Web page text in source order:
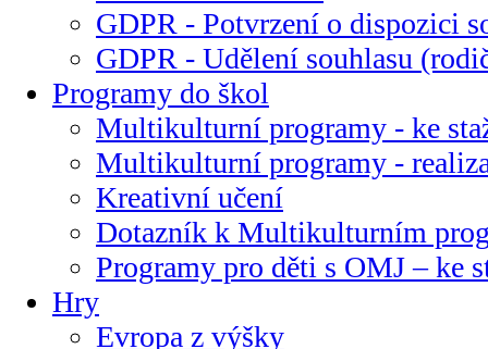
GDPR - Potvrzení o dispozici
GDPR - Udělení souhlasu
Programy do škol
Multikulturní programy - ke
Multikulturní programy -
Kreativní učení
Dotazník k Multikulturním
Programy pro děti s OMJ – ke
Hry
Evropa z výšky